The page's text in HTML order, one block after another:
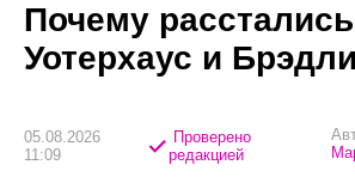
Почему
Уотерхаус и
05.08.2026
11:09
Проверено
редакцией